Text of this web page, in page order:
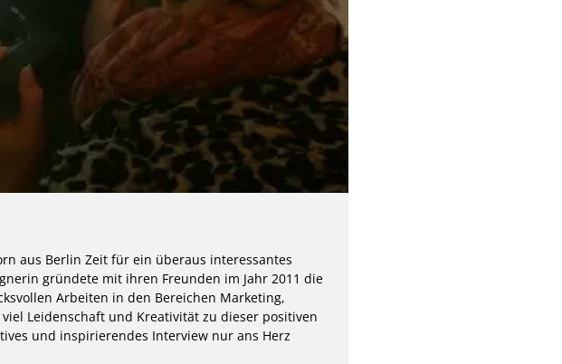
aus Berlin Zeit für ein überaus interessantes
gründete mit ihren Freunden im Jahr 2011 die
Arbeiten in den Bereichen Marketing,
Leidenschaft und Kreativität zu dieser positiven
und inspirierendes Interview nur ans Herz